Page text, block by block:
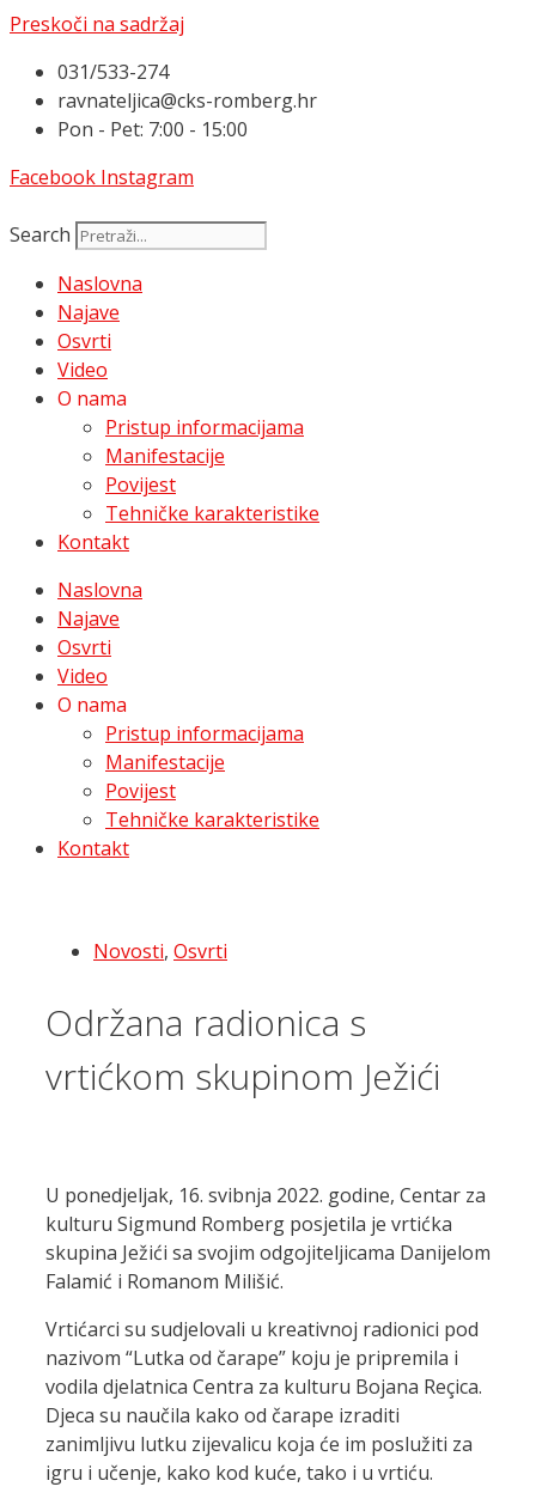
Preskoči na sadržaj
031/533-274
ravnateljica@cks-romberg.hr
Pon - Pet: 7:00 - 15:00
Facebook Instagram
Search
Naslovna
Najave
Osvrti
Video
O nama
Pristup informacijama
Manifestacije
Povijest
Tehničke karakteristike
Kontakt
Naslovna
Najave
Osvrti
Video
O nama
Pristup informacijama
Manifestacije
Povijest
Tehničke karakteristike
Kontakt
Novosti, Osvrti
Održana radionica s
vrtićkom skupinom Ježići
U ponedjeljak, 16. svibnja 2022. godine, Centar za
kulturu Sigmund Romberg posjetila je vrtićka
skupina Ježići sa svojim odgojiteljicama Danijelom
Falamić i Romanom Milišić.
Vrtićarci su sudjelovali u kreativnoj radionici pod
nazivom “Lutka od čarape” koju je pripremila i
vodila djelatnica Centra za kulturu Bojana Reçica.
Djeca su naučila kako od čarape izraditi
zanimljivu lutku zijevalicu koja će im poslužiti za
igru i učenje, kako kod kuće, tako i u vrtiću.